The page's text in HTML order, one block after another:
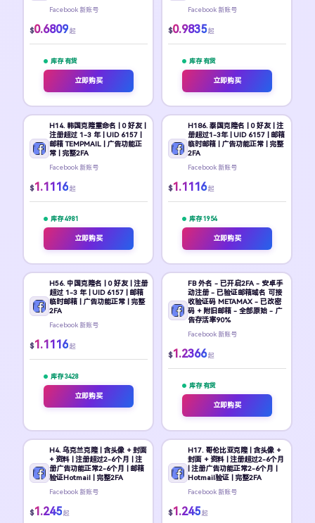
Facebook 新账号
$0.6809 起
库存 有货
立即购买
Facebook 新账号
$0.9835 起
库存 有货
立即购买
H14. 韩国克隆重命名 | 0 好友 |
注册超过 1-3 年 | UID 6157 |
邮箱 TEMPMAIL | 广告功能正
常 | 完整2FA
Facebook 新账号
$1.1116 起
库存 4981
立即购买
H186. 泰国克隆名 | 0 好友 | 注
册超过1-3年 | UID 6157 | 邮箱
临时邮箱 | 广告功能正常 | 完整
2FA
Facebook 新账号
$1.1116 起
库存 1954
立即购买
H56. 中国克隆名 | 0 好友 | 注册
超过 1-3 年 | UID 6157 | 邮箱
临时邮箱 | 广告功能正常 | 完整
2FA
Facebook 新账号
$1.1116 起
库存 3428
立即购买
FB 外名 - 已开启2FA - 安卓手
动注册 - 已验证邮箱域名 可接
收验证码 METAMAX - 已改密
码 + 附旧邮箱 - 全部原始 - 广
告存活率90%
Facebook 新账号
$1.2366 起
库存 有货
立即购买
H4. 乌克兰克隆 | 含头像 + 封面
+ 资料 | 注册超过2-6个月 | 注
册广告功能正常2-6个月 | 邮箱
验证Hotmail | 完整2FA
Facebook 新账号
$1.245 起
H17. 哥伦比亚克隆 | 含头像 +
封面 + 资料 | 注册超过2-6个月
| 注册广告功能正常2-6个月 |
Hotmail验证 | 完整2FA
Facebook 新账号
$1.245 起